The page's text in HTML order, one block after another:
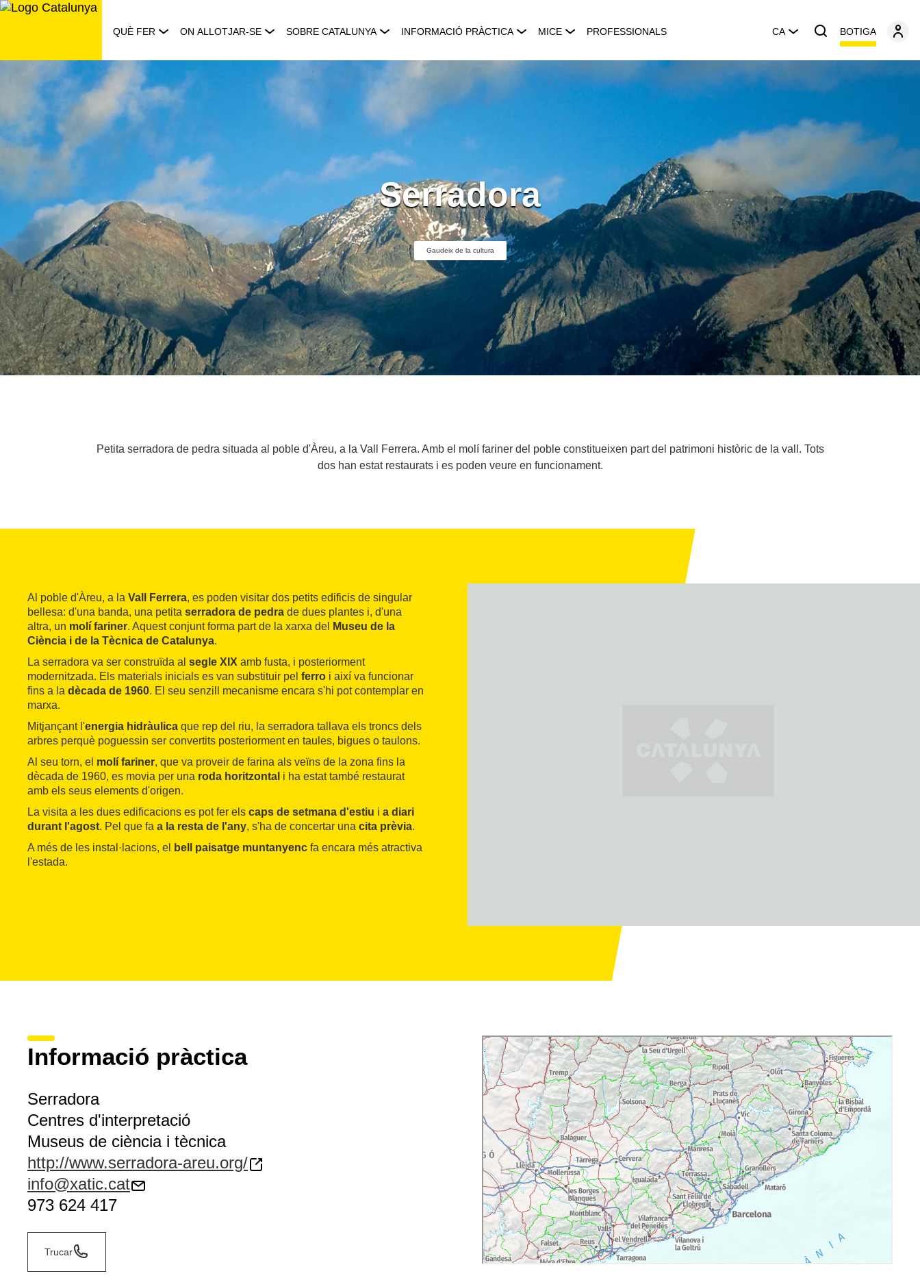
Saltar
QUÈ FER ON ALLOTJAR-SE SOBRE CATALUNYA INFORMACIÓ PRÀCTICA MICE PROFESSIONALS CA BOTIGA
Serradora
Gaudeix de la cultura
Petita serradora de pedra situada al poble d'Àreu, a la Vall Ferrera. Amb el molí fariner del poble constitueixen part del patrimoni històric de la vall. Tots
dos han estat restaurats i es poden veure en funcionament.
Al poble d'Àreu, a la Vall Ferrera, es poden visitar dos petits edificis de singular
bellesa: d'una banda, una petita serradora de pedra de dues plantes i, d'una
altra, un molí fariner. Aquest conjunt forma part de la xarxa del
Museu de la
Ciència i de la Tècnica de Catalunya.
La serradora va ser construïda al segle XIX amb fusta, i posteriorment
modernitzada. Els materials inicials es van substituir pel ferro i així va funcionar
fins a la dècada de 1960. El seu senzill mecanisme encara s'hi pot contemplar en
marxa.
Mitjançant l'energia hidràulica que rep del riu, la serradora tallava els troncs dels
arbres perquè poguessin ser convertits posteriorment en taules, bigues o taulons.
Al seu torn, el molí fariner, que va proveir de farina als veïns de la zona fins la
dècada de 1960, es movia per una roda horitzontal i ha estat també restaurat
amb els seus elements d'origen.
La visita a les dues edificacions es pot fer els caps de setmana d'estiu i a diari
durant l'agost. Pel que fa a la resta de l'any, s'ha de concertar una cita prèvia.
A més de les instal·lacions, el
bell paisatge muntanyenc fa encara més atractiva
l'estada.
Informació pràctica
Serradora
Centres d'interpretació
Museus de ciència i tècnica
http://www.serradora-areu.org/
info@xatic.cat
973 624 417
Trucar